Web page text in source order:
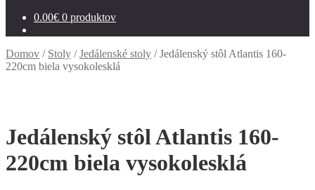
0.00€ 0 produktov
Domov / Stoly /Jedálenské stoly /Jedálenský stôl Atlantis 160-
220cm biela vysokolesklá
Jedálenský stôl Atlantis 160-
220cm biela vysokolesklá